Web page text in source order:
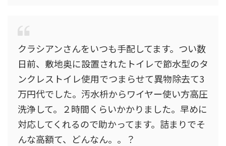
クラシアンさんをいつも手配してます。つい数
日前、敷地奥に設置されたトイレで節水型のタ
ンクレストイレ使用でつまらせて異物除去て3
万円代でした。汚水枡からワイヤー使い方高圧
洗浄して。２時間くらいかかりました。早めに
対応してくれるので助かってます。詰まりでそ
んな高額て、どんなん。。？